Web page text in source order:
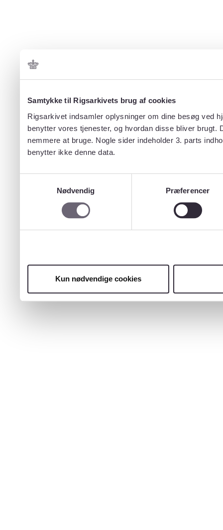
Samtykke til Rigsarkivets brug af cookies
Rigsarkivet indsamler oplysninger om dine besøg ved
benytter vores tjenester, og hvordan disse bliver
nemmere at bruge. Nogle sider indeholder 3. parts
benytter ikke denne data.
Nødvendig
Præferencer
Kun nødvendige cookies